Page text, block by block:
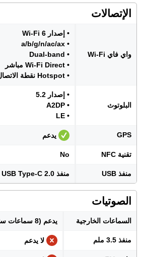
الإتصالات
واي فاي Wi-Fi
• إصدار Wi-Fi 6
• a/b/g/n/ac/ax
• Dual-band
• Wi-Fi Direct مباشر
• Hotspot نقطة الاتصال
البلوتوث
• إصدار 5.2
• A2DP
• LE
GPS يدعم
تقنية NFC No
منفذ USB منفذ USB Type-C 2.0
الصوتيات
السماعات الخارجية يدعم (8 سماعات ستيريو)
منفذ 3.5 ملم لا يدعم